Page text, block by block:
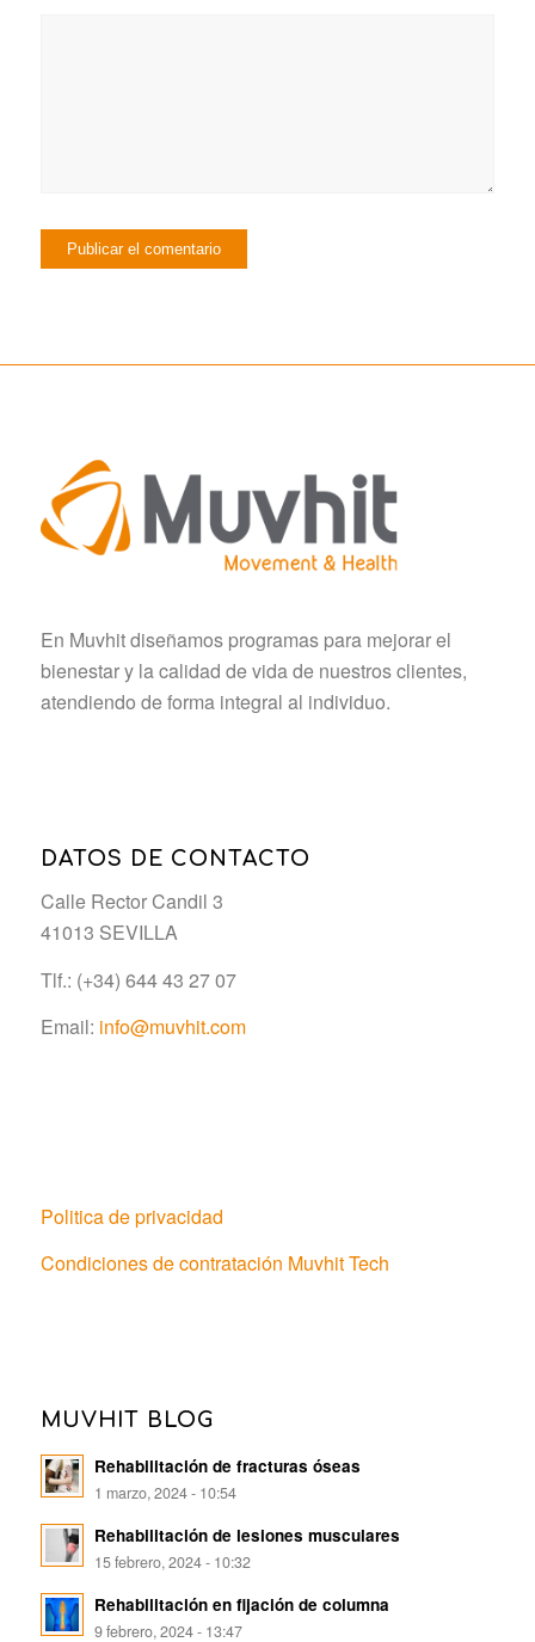
En Muvhit diseñamos programas para mejorar el
bienestar y la calidad de vida de nuestros clientes,
atendiendo de forma integral al individuo.
DATOS DE CONTACTO
Calle Rector Candil 3
41013 SEVILLA
Tlf.: (+34) 644 43 27 07
Email: info@muvhit.com
Politica de privacidad
Condiciones de contratación Muvhit Tech
MUVHIT BLOG
Rehabilitación de fracturas óseas
1 marzo, 2024 - 10:54
Rehabilitación de lesiones musculares
15 febrero, 2024 - 10:32
Rehabilitación en fijación de columna
9 febrero, 2024 - 13:47